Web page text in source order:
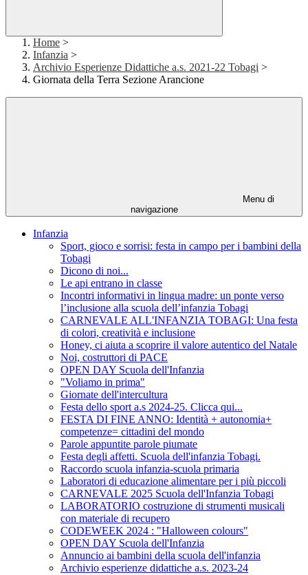
Home >
Infanzia >
Archivio Esperienze Didattiche a.s. 2021-22 Tobagi >
Giornata della Terra Sezione Arancione
Menu di
navigazione
Infanzia
Sport, gioco e sorrisi: festa in campo per i bambini della
Tobagi
Dicono di noi...
Le api entrano in classe
Incontri informativi in lingua madre: un ponte verso
l’inclusione alla scuola dell’infanzia Tobagi
CARNEVALE ALL'INFANZIA TOBAGI: Una festa
di colori, creatività e inclusione
Honey, ci aiuta a scoprire il valore autentico del Natale
Noi, costruttori di PACE
OPEN DAY Scuola dell'Infanzia
"Voliamo in prima"
Giornate dell'intercultura
Festa dello sport a.s 2024-25. Clicca qui...
FESTA DI FINE ANNO: Identità + autonomia+
competenze= cittadini del mondo
Parole appuntite parole piumate
Festa degli affetti. Scuola dell'infanzia Tobagi.
Raccordo scuola infanzia-scuola primaria
Laboratori di educazione alimentare per i più piccoli
CARNEVALE 2025 Scuola dell'Infanzia Tobagi
LABORATORIO costruzione di strumenti musicali
con materiale di recupero
CODEWEEK 2024 : "Halloween colours"
OPEN DAY Scuola dell'Infanzia
Annuncio ai bambini della scuola dell'infanzia
Archivio esperienze didattiche a.s. 2023-24